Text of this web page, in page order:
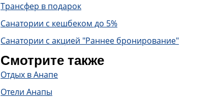
Трансфер в подарок
Санатории с кешбеком до 5%
Санатории с акцией "Раннее бронирование"
Смотрите также
Отдых в Анапе
Отели Анапы